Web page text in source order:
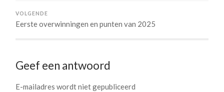
VOLGENDE
Eerste overwinningen en punten van 2025
Geef een antwoord
E-mailadres wordt niet gepubliceerd